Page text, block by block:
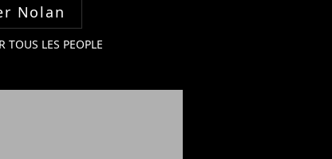
Nolan
TOUS LES PEOPLE